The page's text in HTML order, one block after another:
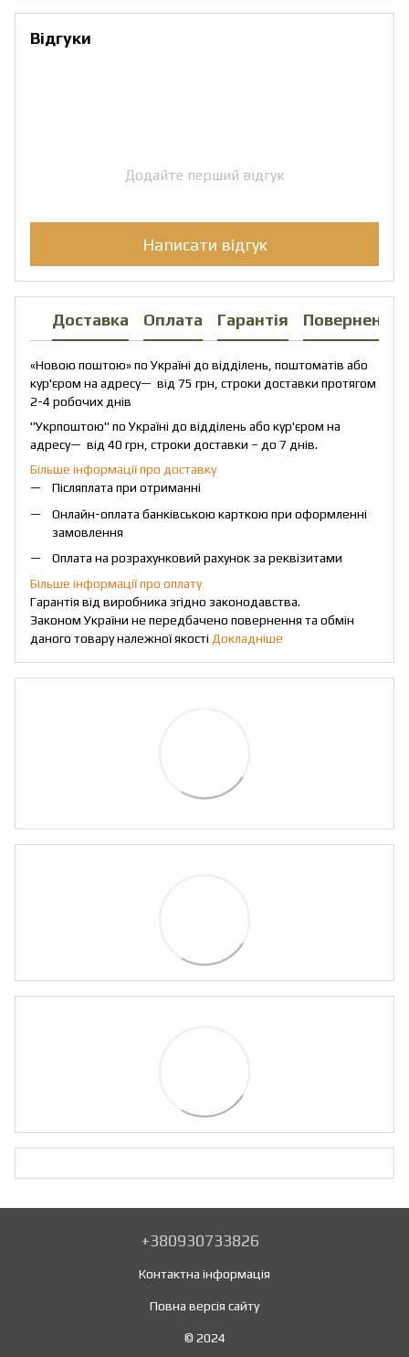
Відгуки
Додайте перший відгук
Написати відгук
Доставка Оплата Гарантія Повернення
«Новою поштою» по Україні до відділень, поштоматів або
кур'єром на адресу— від 75 грн, строки доставки протягом
2-4 робочих днів
"Укрпоштою" по Україні до відділень або кур'єром на
адресу— від 40 грн, строки доставки – до 7 днів.
Більше інформації про доставку
Післяплата при отриманні
Онлайн-оплата банківською карткою при оформленні
замовлення
Оплата на розрахунковий рахунок за реквізитами
Більше інформації про оплату
Гарантія від виробника згідно законодавства.
Законом України не передбачено повернення та обмін
даного товару належної якості Докладніше
+380930733826
Контактна інформація
Повна версія сайту
© 2024